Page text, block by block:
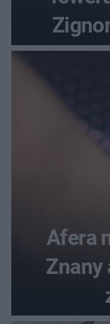
Afera
Znany